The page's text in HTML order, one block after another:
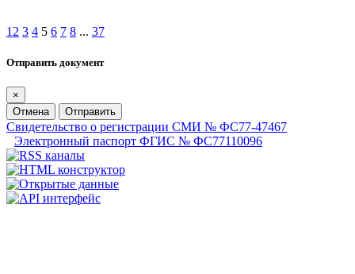
1 2 3 4 5 6 7 8 ... 37
Отправить документ
×
Отмена
Отправить
Свидетельство о регистрации СМИ № ФС77-47467
Электронный паспорт ФГИС № ФС77110096